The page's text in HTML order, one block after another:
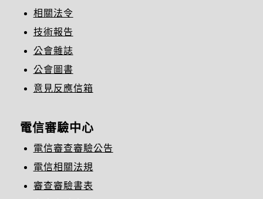
相關法令
技術報告
公會雜誌
公會圖書
意見反應信箱
電信審驗中心
電信審查審驗公告
電信相關法規
審查審驗書表